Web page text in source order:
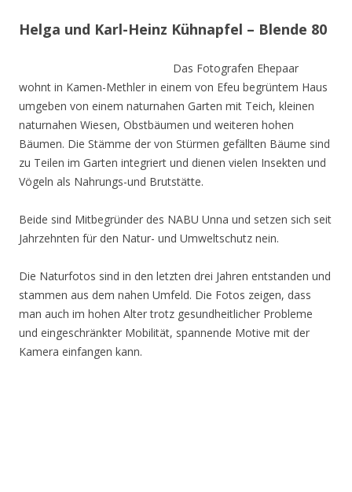
Helga und Karl-Heinz Kühnapfel – Blende 80
Das Fotografen Ehepaar
wohnt in Kamen-Methler in einem von Efeu begrüntem Haus
umgeben von einem naturnahen Garten mit Teich, kleinen
naturnahen Wiesen, Obstbäumen und weiteren hohen
Bäumen. Die Stämme der von Stürmen gefällten Bäume sind
zu Teilen im Garten integriert und dienen vielen Insekten und
Vögeln als Nahrungs-und Brutstätte.
Beide sind Mitbegründer des NABU Unna und setzen sich seit
Jahrzehnten für den Natur- und Umweltschutz nein.
Die Naturfotos sind in den letzten drei Jahren entstanden und
stammen aus dem nahen Umfeld. Die Fotos zeigen, dass
man auch im hohen Alter trotz gesundheitlicher Probleme
und eingeschränkter Mobilität, spannende Motive mit der
Kamera einfangen kann.